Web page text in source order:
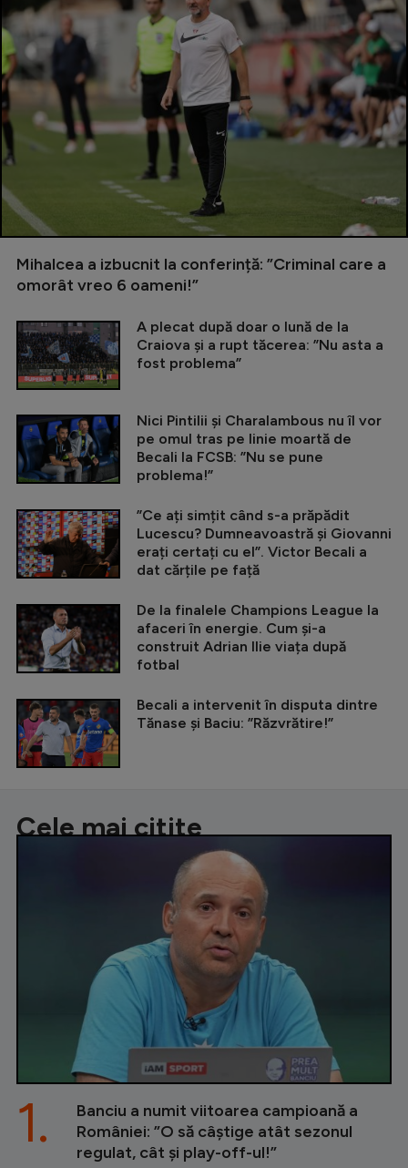
Mihalcea a izbucnit la conferință: ”Criminal care a
omorât vreo 6 oameni!”
A plecat după doar o lună de la
Craiova și a rupt tăcerea: ”Nu asta a
fost problema”
Nici Pintilii și Charalambous nu îl vor
pe omul tras pe linie moartă de
Becali la FCSB: ”Nu se pune
problema!”
”Ce ați simțit când s-a prăpădit
Lucescu? Dumneavoastră și Giovanni
erați certați cu el”. Victor Becali a
dat cărțile pe față
De la finalele Champions League la
afaceri în energie. Cum și-a
construit Adrian Ilie viața după
fotbal
Becali a intervenit în disputa dintre
Tănase și Baciu: ”Răzvrătire!”
Cele mai citite
Banciu a numit viitoarea campioană a
României: ”O să câștige atât sezonul
regulat, cât și play-off-ul!”
1.